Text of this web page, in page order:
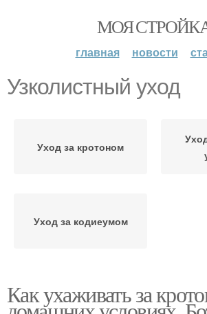
МОЯ
главная новости
Узколистный уход
Уход за кротоном
Уход за кодиеумом
Как ухаживать за